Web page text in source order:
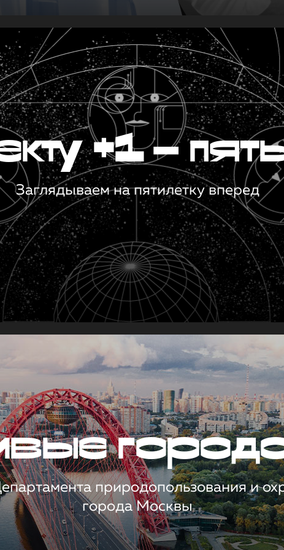
+1 —
Заглядываем на пятилетку вперед
природопользования и
города Москвы